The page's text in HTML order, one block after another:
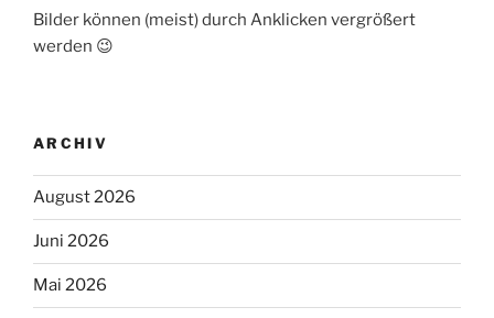
Bilder können (meist) durch Anklicken vergrößert
werden 😉
ARCHIV
August 2026
Juni 2026
Mai 2026